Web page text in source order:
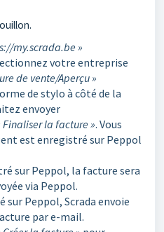
my.scrada.be »
votre entreprise
de vente/Aperçu »
de stylo à côté de la
envoyer
Finaliser la facture ». Vous
est enregistré sur Peppol
sur Peppol, la facture sera
via Peppol.
Peppol, Scrada envoie
par e-mail.